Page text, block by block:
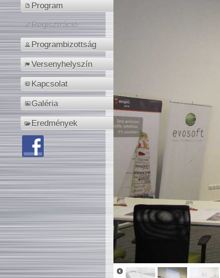
Program
Regisztráció
Programbizottság
Versenyhelyszín
Kapcsolat
Galéria
Eredmények